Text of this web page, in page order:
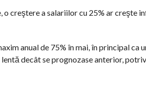
creştere a salariilor cu 25% ar creşte
anual de 75% în mai, în principal
decât se prognozase anterior,